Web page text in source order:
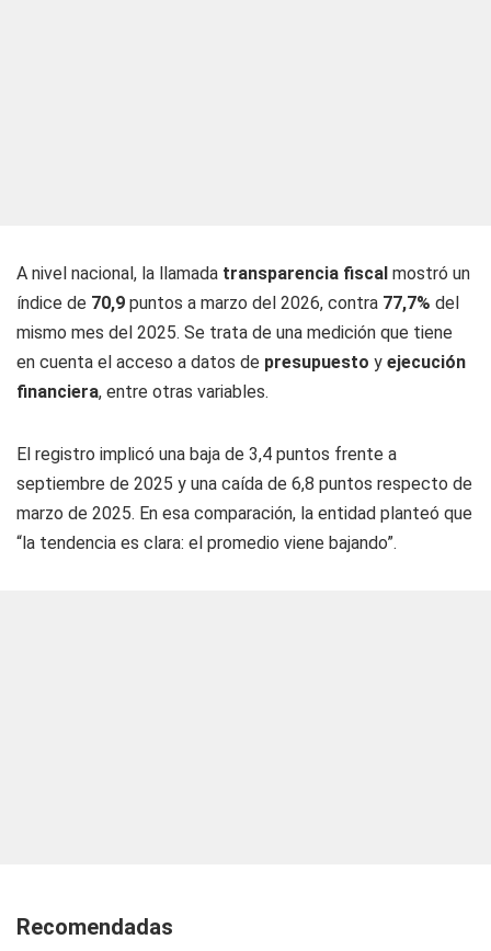
A nivel nacional, la llamada transparencia fiscal mostró un
índice de 70,9 puntos a marzo del 2026, contra 77,7% del
mismo mes del 2025. Se trata de una medición que tiene
en cuenta el acceso a datos de presupuesto y ejecución
financiera, entre otras variables.
El registro implicó una baja de 3,4 puntos frente a
septiembre de 2025 y una caída de 6,8 puntos respecto de
marzo de 2025. En esa comparación, la entidad planteó que
“la tendencia es clara: el promedio viene bajando”.
Recomendadas